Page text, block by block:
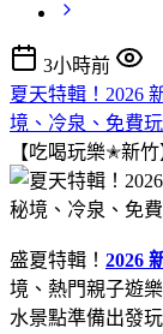
3小時前
夏天特輯！2026
境、冷泉、免費
【吃喝玩樂✭新竹
盛夏特輯！ 2026
境、熱門親子遊
水景點準備出發